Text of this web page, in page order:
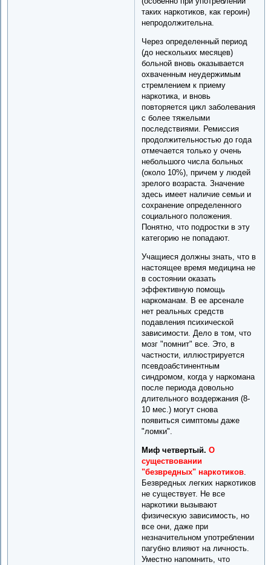
таких наркотиков, как героин)
непродолжительна.
Через определенный период
(до нескольких месяцев)
больной вновь оказывается
охваченным неудержимым
стремлением к приему
наркотика, и вновь
повторяется цикл заболевания
с более тяжелыми
последствиями. Ремиссия
продолжительностью до года
отмечается только у очень
небольшого числа больных
(около 10%), причем у людей
зрелого возраста. Значение
здесь имеет наличие семьи и
сохранение определенного
социального положения.
Понятно, что подростки в эту
категорию не попадают.
Учащиеся должны знать, что в
настоящее время медицина не
в состоянии оказать
эффективную помощь
наркоманам. В ее арсенале
нет реальных средств
подавления психической
зависимости. Дело в том, что
мозг "помнит" все. Это, в
частности, иллюстрируется
псевдоабстинентным
синдромом, когда у наркомана
после периода довольно
длительного воздержания (8-
10 мес.) могут снова
появиться симптомы даже
"ломки".
Миф четвертый. О
существовании
"безвредных" наркотиков.
Безвредных легких наркотиков
не существует. Не все
наркотики вызывают
физическую зависимость, но
все они, даже при
незначительном употреблении
пагубно влияют на личность.
Уместно напомнить, что